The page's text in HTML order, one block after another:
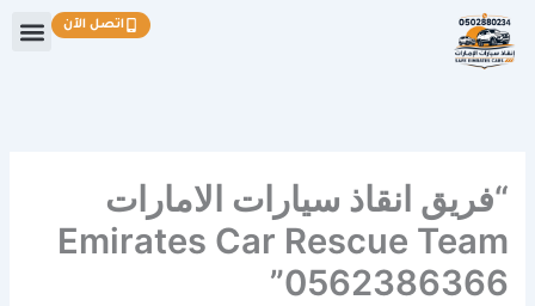
تخطي
إلى
المحتوى
اتصل الآن
“فريق انقاذ سيارات الامارات
Emirates Car Rescue Team
0562386366”